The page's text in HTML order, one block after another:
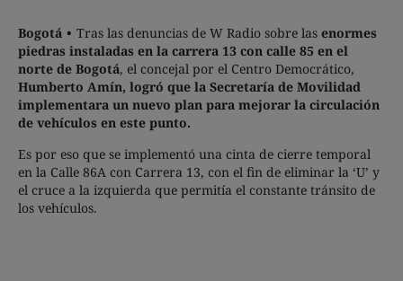
Bogotá Tras las denuncias de W Radio sobre las enormes
piedras instaladas en la carrera 13 con calle 85 en el
norte de Bogotá, el concejal por el Centro Democrático,
Humberto Amín, logró que la Secretaría de Movilidad
implementara un nuevo plan para mejorar la circulación
de vehículos en este punto.
Es por eso que se implementó una cinta de cierre temporal
en la Calle 86A con Carrera 13, con el fin de eliminar la ‘U’ y
el cruce a la izquierda que permitía el constante tránsito de
los vehículos.